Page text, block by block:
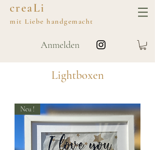
creaLi
mit Liebe handgemacht
Anmelden
Lightboxen
Neu !